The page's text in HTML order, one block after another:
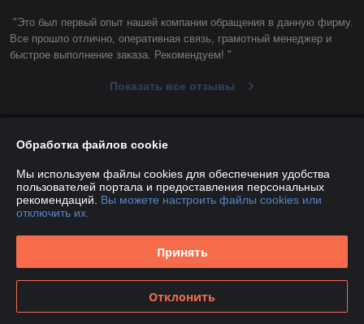
"Это был первый опыт нашей компании обращения в данную фирму.
Все прошло отлично, оперативная связь, грамотный менеджер и
быстрое выполнение заказа. Рекомендуем! "
Показать все отзывы
О нас
Контакты
Доставка и оплата
Обработка файлов cookie
Мы используем файлы cookies для обеспечения удобства
пользователей портала и предоставления персональных
рекомендаций. Вы можете настроить файлы cookies или
отключить их.
Принять
Отклонить